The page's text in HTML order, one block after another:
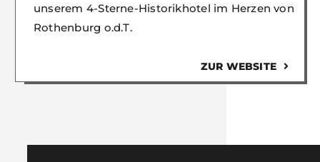
unserem 4-Sterne-Historikhotel im Herzen von
Rothenburg o.d.T.
ZUR WEBSITE